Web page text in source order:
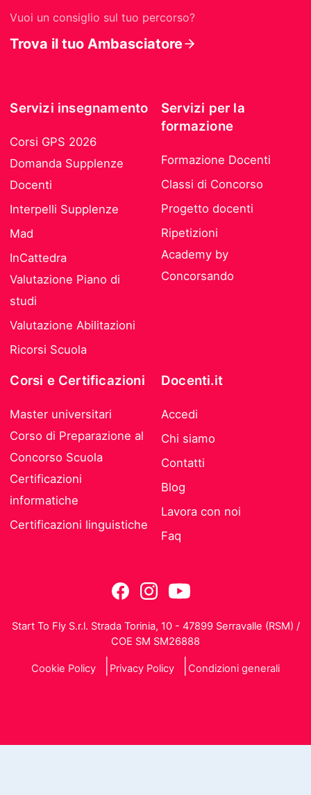
Vuoi un consiglio sul tuo percorso?
Trova il tuo Ambasciatore
Servizi insegnamento
Corsi GPS 2026
Domanda Supplenze
Docenti
Interpelli Supplenze
Mad
InCattedra
Valutazione Piano di
studi
Valutazione Abilitazioni
Ricorsi Scuola
Servizi per la
formazione
Formazione Docenti
Classi di Concorso
Progetto docenti
Ripetizioni
Academy by
Concorsando
Corsi e Certificazioni
Master universitari
Corso di Preparazione al
Concorso Scuola
Certificazioni
informatiche
Certificazioni linguistiche
Docenti.it
Accedi
Chi siamo
Contatti
Blog
Lavora con noi
Faq
Start To Fly S.r.l. Strada Torinia, 10 - 47899 Serravalle (RSM) /
COE SM SM26888
Cookie Policy Privacy Policy Condizioni generali